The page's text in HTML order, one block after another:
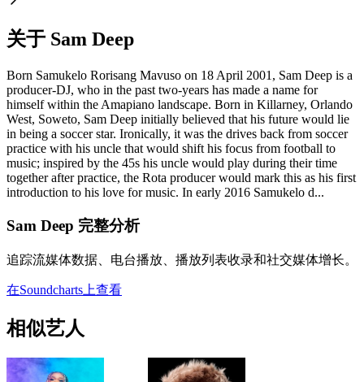
关于 Sam Deep
Born Samukelo Rorisang Mavuso on 18 April 2001, Sam Deep is a
producer-DJ, who in the past two-years has made a name for
himself within the Amapiano landscape. Born in Killarney, Orlando
West, Soweto, Sam Deep initially believed that his future would lie
in being a soccer star. Ironically, it was the drives back from soccer
practice with his uncle that would shift his focus from football to
music; inspired by the 45s his uncle would play during their time
together after practice, the Rota producer would mark this as his first
introduction to his love for music. In early 2016 Samukelo d...
Sam Deep 完整分析
追踪流媒体数据、电台播放、播放列表收录和社交媒体增长。
在Soundcharts上查看
相似艺人